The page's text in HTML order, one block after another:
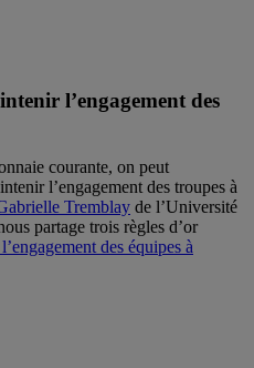
l’engagement des
courante, on peut
l’engagement des troupes à
Tremblay de l’Université
partage trois règles d’or
des équipes à